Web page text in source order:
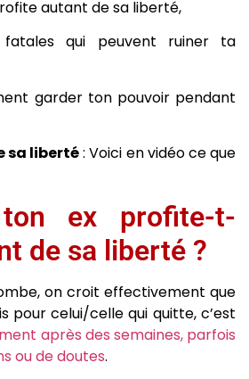
autant de sa liberté,
qui peuvent ruiner ta
garder ton pouvoir pendant
sa liberté: Voici en vidéo ce que
ex profite-t-
de sa liberté ?
on croit effectivement que
pour celui/celle qui quitte, c’est
après des semaines, parfois
ou de doutes.